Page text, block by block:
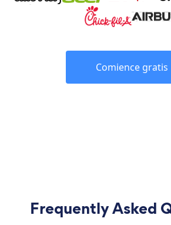
Comience gratis
Frequently Asked